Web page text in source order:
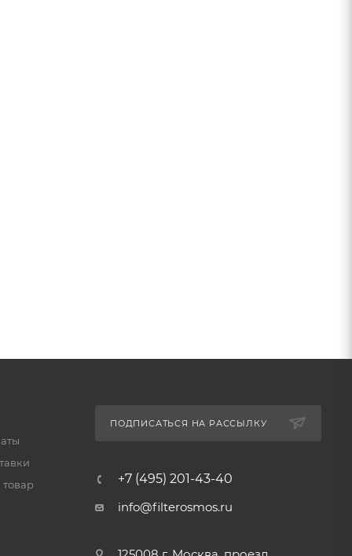
ПОДПИСАТЬСЯ НА РАССЫЛКУ
+7 (495) 201-43-40
info@filterosmos.ru